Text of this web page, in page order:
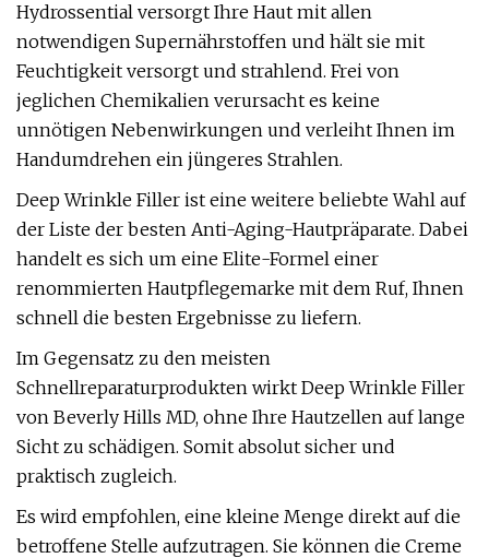
Hydrossential versorgt Ihre Haut mit allen
notwendigen Supernährstoffen und hält sie mit
Feuchtigkeit versorgt und strahlend. Frei von
jeglichen Chemikalien verursacht es keine
unnötigen Nebenwirkungen und verleiht Ihnen im
Handumdrehen ein jüngeres Strahlen.
Deep Wrinkle Filler ist eine weitere beliebte Wahl auf
der Liste der besten Anti-Aging-Hautpräparate. Dabei
handelt es sich um eine Elite-Formel einer
renommierten Hautpflegemarke mit dem Ruf, Ihnen
schnell die besten Ergebnisse zu liefern.
Im Gegensatz zu den meisten
Schnellreparaturprodukten wirkt Deep Wrinkle Filler
von Beverly Hills MD, ohne Ihre Hautzellen auf lange
Sicht zu schädigen. Somit absolut sicher und
praktisch zugleich.
Es wird empfohlen, eine kleine Menge direkt auf die
betroffene Stelle aufzutragen. Sie können die Creme